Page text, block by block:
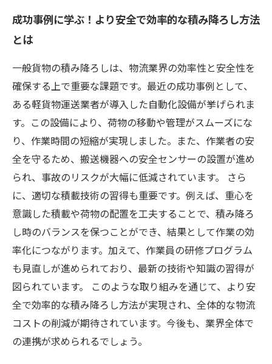
成功事例に学ぶ！より安全で効率的な積み降ろし方法
とは
一般貨物の積み降ろしは、物流業界の効率性と安全性を
確保する上で重要な課題です。最近の成功事例として、
ある軽貨物運送業者が導入した自動化設備が挙げられま
す。この設備により、荷物の移動や管理がスムーズにな
り、作業時間の短縮が実現しました。また、作業者の安
全を守るため、搬送機器への安全センサーの設置が進め
られ、事故のリスクが大幅に低減されています。 さら
に、適切な積載技術の習得も重要です。例えば、重心を
意識した積載や荷物の配置を工夫することで、積み降ろ
し時のバランスを保つことができ、結果として作業の効
率化につながります。加えて、作業員の研修プログラム
も見直しが進められており、最新の技術や知識の習得が
図られています。 このような取り組みを通じて、より安
全で効率的な積み降ろし方法が実現され、全体的な物流
コストの削減が期待されています。今後も、業界全体で
の連携が求められるでしょう。